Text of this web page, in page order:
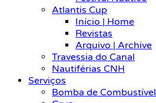
Atlantis Cup
Início | Home
Revistas
Arquivo | Archive
Travessia do Canal
Nautiférias CNH
Serviços
Bomba de Combustível